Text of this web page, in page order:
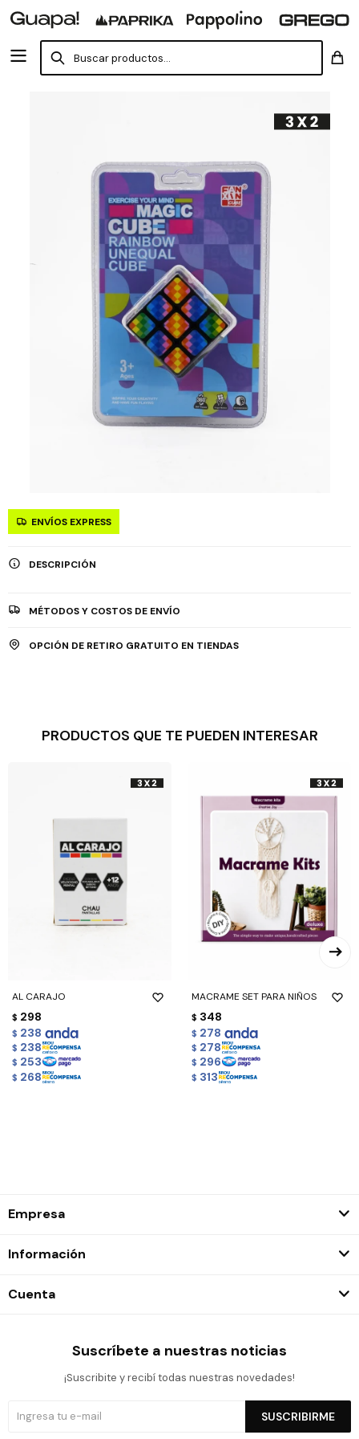
ENVÍOS EXPRESS
DESCRIPCIÓN
MÉTODOS Y COSTOS DE ENVÍO
OPCIÓN DE RETIRO GRATUITO EN TIENDAS
PRODUCTOS QUE TE PUEDEN INTERESAR
AL CARAJO
$ 298
$ 238
$ 238
$ 253
$ 268
MACRAME SET PARA NIÑOS
$ 348
$ 278
$ 278
$ 296
$ 313
Empresa
Información
Cuenta
Suscríbete a nuestras noticias
¡Suscribite y recibí todas nuestras novedades!
SUSCRIBIRME